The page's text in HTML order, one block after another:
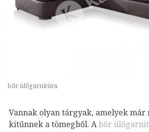
bőr ülőgarnitúra
Vannak olyan tárgyak, amelyek már
kitűnnek a tömegből. Abőr